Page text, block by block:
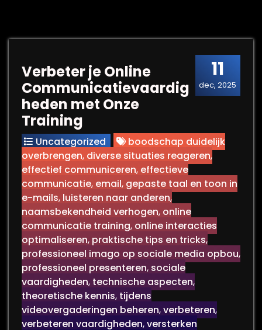
11
dec, 2025
Verbeter je Online
Communicatievaardig
heden met Onze
Training
Uncategorized
boodschap duidelijk
overbrengen, diverse situaties reageren,
effectief communiceren, effectieve
communicatie, email, gepaste taal en toon in
e-mails, luisteren naar anderen,
naamsbekendheid verhogen, online
communicatie training, online interacties
optimaliseren, praktische tips en tricks,
professioneel imago op sociale media opbou,
professioneel presenteren, sociale
vaardigheden, technische aspecten,
theoretische kennis, tijdens
videovergaderingen beheren,verbeteren,
verbeteren vaardigheden,versterken